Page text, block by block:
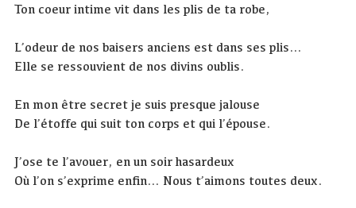
Ton coeur intime vit dans les plis de ta robe,
L’odeur de nos baisers anciens est dans ses plis…
Elle se ressouvient de nos divins oublis.
En mon être secret je suis presque jalouse
De l’étoffe qui suit ton corps et qui l’épouse.
J’ose te l’avouer, en un soir hasardeux
Où l’on s’exprime enfin… Nous t’aimons toutes deux.